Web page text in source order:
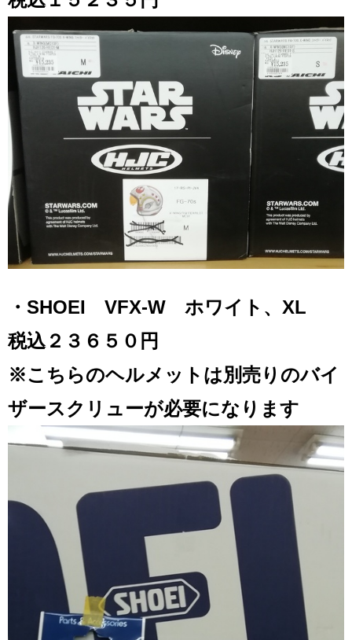
・SHOEI VFX-W ホワイト、XL
税込２３６５０円
※こちらのヘルメットは別売りのバイ
ザースクリューが必要になります